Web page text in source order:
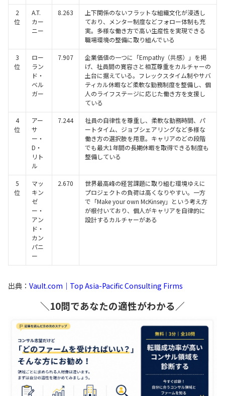
2
位
A.T.
カー
ニー
8.263
上下関係のないフラットな組織文化が浸透し
ており、メンター制度などフォロー体制も充
実。多様な働き方で高い生産性を実現できる
職場環境の整備に取り組んでいる
3
位
ロー
ラン
ド・
ベル
ガー
7.907
企業価値の一つに「Empathy（共感）」を掲
げ、社員間の寛容さと相互尊重をカルチャーの
土台に据えている。フレックスタイム制やサバ
ティカル休暇など柔軟な勤務制度を整備し、個
人のライフステージに応じた働き方を支援し
ている
4
位
アー
サ
ー・
D・
リト
ル
7.244
社員の自律性を尊重し、柔軟な勤務時間、パ
ートタイム、ジョブシェアリングなど多様な
働き方の選択肢を用意。キャリアのどの段階
でも最大1年間の長期休暇を取得できる制度も
整備している
5
位
マッ
キン
ゼ
ー・
アン
ド・
カン
パニ
ー
2.670
世界最高峰の経営課題に取り組む環境ゆえに
プロジェクトの負荷は高くなりやすい。一方
で「Make your own McKinsey」という考え方
が根付いており、個人がキャリアを自律的に
設計するカルチャーがある
出典： Vault.com｜Top Asia-Pacific Consulting Firms
＼10問であなたの適性がわかる／